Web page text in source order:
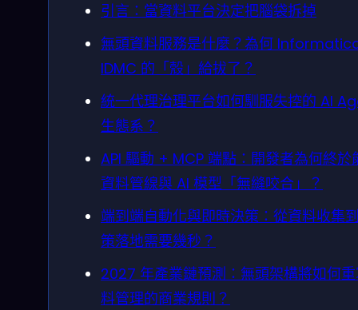
引言：當資料平台決定把腦袋拆掉
無頭資料服務是什麼？為何
IDMC 的「殼」給拔了？
統一代理治理平台如何馴服失控的 AI
生態系？
API 驅動 + MCP 端點：開發者為何終於
資料管線與 AI 模型「無縫咬合」？
端到端自動化與即時決策：從資料收集
策落地需要幾秒？
2027 年產業鏈預測：無頭架構將如何
料管理的商業規則？